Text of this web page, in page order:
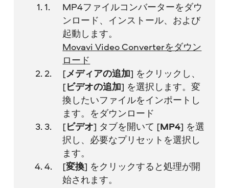
MP4ファイルコンバーターをダウ
ンロード、インストール、および
起動します。
Movavi Video Converterをダウン
ロード
[メディアの追加] をクリックし、
[ビデオの追加] を選択します。変
換したいファイルをインポートし
ます。をダウンロード
[ビデオ] タブを開いて [MP4] を選
択し、必要なプリセットを選択し
ます。
[変換] をクリックすると処理が開
始されます。